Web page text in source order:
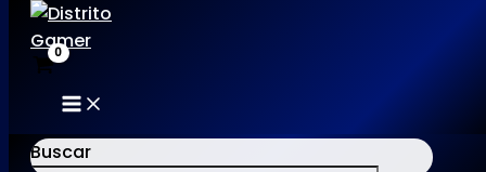
al
contenido
MAIN
MENU
Buscar